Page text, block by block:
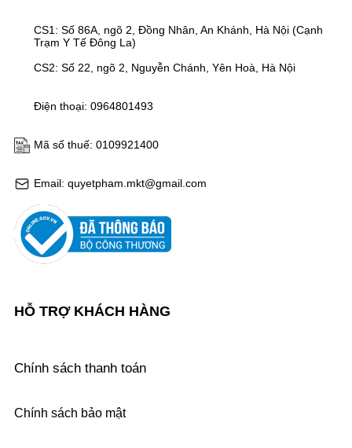
Email: quyetpham.mkt@gmail.com
Mã số thuế: 0109921400
Điện thoại: 0964801493
CS1: Số 86A, ngõ 2, Đồng Nhân, An Khánh, Hà Nội (Cạnh
Trạm Y Tế Đông La)
CS2: Số 22, ngõ 2, Nguyễn Chánh, Yên Hoà, Hà Nội
HỖ TRỢ KHÁCH HÀNG
Chính sách thanh toán
Chính sách bảo mật